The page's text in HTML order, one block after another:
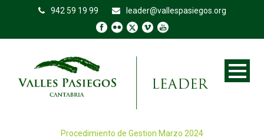
942 59 19 99 leader@vallespasiegos.org
Procedimiento de Gestion Marzo 2024